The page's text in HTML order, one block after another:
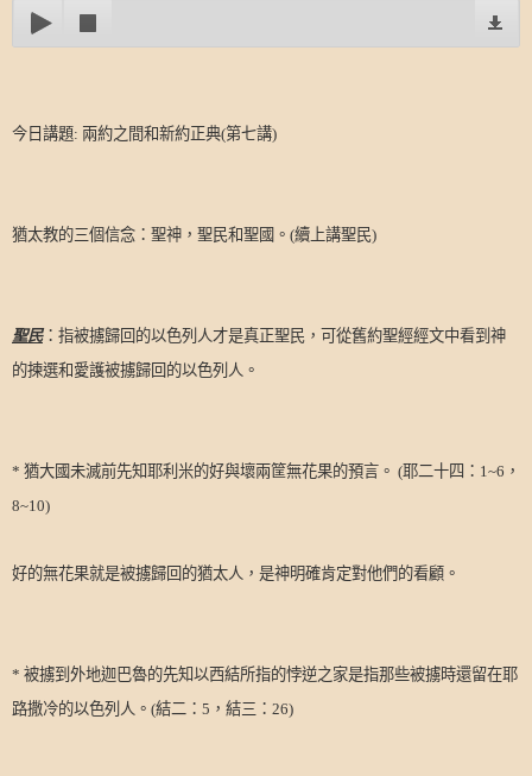
今日講題: 兩約之間和新約正典(第七講)
猶太教的三個信念：聖神，聖民和聖國。 (續上講聖民)
聖民：指被擄歸回的以色列人才是真正聖民，可從舊約聖經經文中看到神
的揀選和愛護被擄歸回的以色列人。
* 猶大國未滅前先知耶利米的好與壞兩筐無花果的預言。 (耶二十四： 1~6 ，
8~10)
好的無花果就是被擄歸回的猶太人，是神明確肯定對他們的看顧。
* 被擄到外地迦巴魯的先知以西結所指的悖逆之家是指那些被擄時還留在耶
路撒冷的以色列人。 (結二： 5 ，結三： 26)